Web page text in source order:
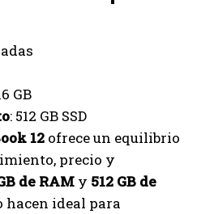
GB
: 512 GB SSD
12 ofrece un equilibrio
precio y
de RAM y 512 GB de
hacen ideal para